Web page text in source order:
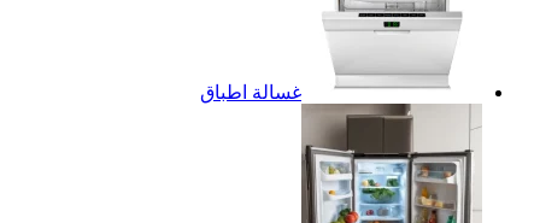
غسالة اطباق